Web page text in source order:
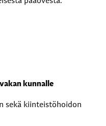
kunnalle
sekä kiinteistöhoidon